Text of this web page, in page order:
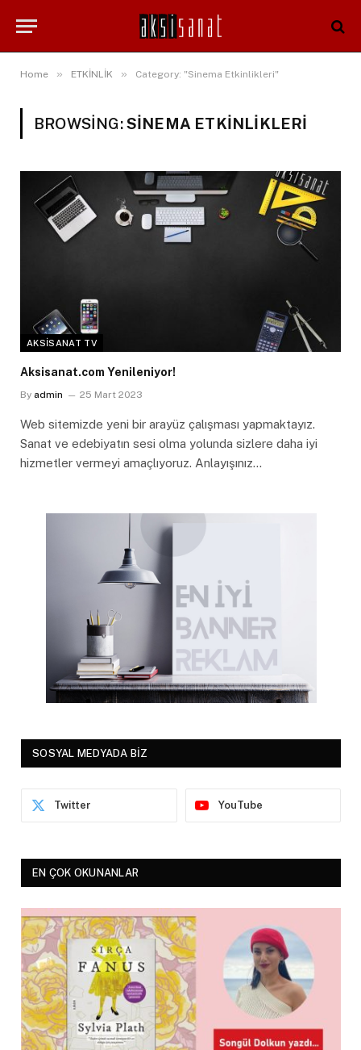
Home » ETKİNLİK » Category: "Sinema Etkinlikleri"
BROWSING:SINEMA ETKINLIKLERI
AKSISANAT TV
Aksisanat.com Yenileniyor!
By admin 25 Mart 2023
Web sitemizde yeni bir arayüz çalışması yapmaktayız.
Sanat ve edebiyatın sesi olma yolunda sizlere daha iyi
hizmetler vermeyi amaçlıyoruz. Anlayışınız…
SOSYAL MEDYADA BİZ
Twitter YouTube
EN ÇOK OKUNANLAR